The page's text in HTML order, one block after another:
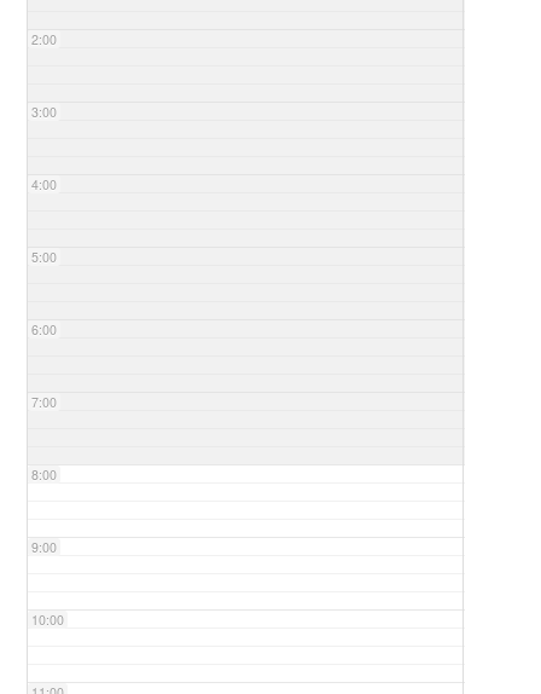
2:00
3:00
4:00
5:00
6:00
7:00
8:00
9:00
10:00